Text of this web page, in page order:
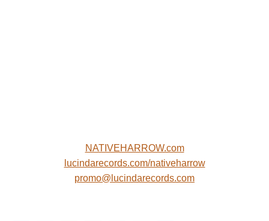
NATIVEHARROW.com
lucindarecords.com/nativeharrow
promo@lucindarecords.com